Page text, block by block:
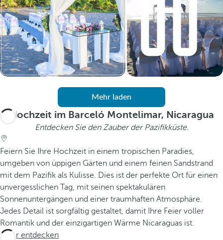
Mehr laden
Hochzeit im Barceló Montelimar, Nicaragua
Entdecken Sie den Zauber der Pazifikküste.
Feiern Sie Ihre Hochzeit in einem tropischen Paradies,
umgeben von üppigen Gärten und einem feinen Sandstrand
mit dem Pazifik als Kulisse. Dies ist der perfekte Ort für einen
unvergesslichen Tag, mit seinen spektakulären
Sonnenuntergängen und einer traumhaften Atmosphäre.
Jedes Detail ist sorgfältig gestaltet, damit Ihre Feier voller
Romantik und der einzigartigen Wärme Nicaraguas ist.
Mehr entdecken